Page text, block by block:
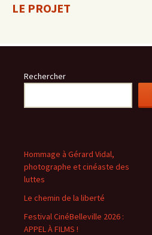
LE PROJET
Rechercher
Hommage à Gérard Vidal,
photographe et cinéaste des
luttes
Le chemin de la liberté
Festival CinéBelleville 2026 :
APPEL À FILMS !